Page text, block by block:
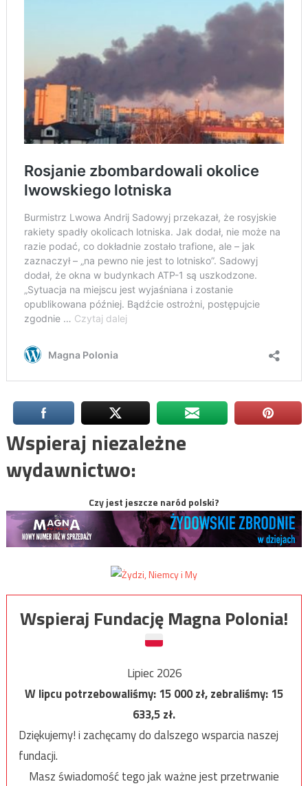
Wspieraj niezależne
wydawnictwo:
Czy jest jeszcze naród polski?
Wspieraj Fundację Magna Polonia!
Lipiec 2026
W lipcu potrzebowaliśmy:15 000zł, zebraliśmy:15
633,5zł.
Dziękujemy! i zachęcamy do dalszego wsparcia naszej
fundacji.
Masz świadomość tego jak ważne jest przetrwanie